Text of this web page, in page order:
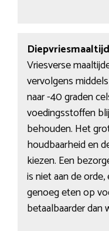
Vriesverse
vervolgens
naar -40 graden
voedingsstoffen
behouden. Het
houdbaarheid en
kiezen. Een
is niet aan de
genoeg eten op
betaalbaarder dan